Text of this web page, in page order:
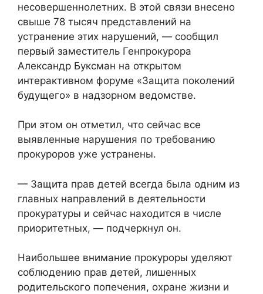
несовершеннолетних. В этой связи внесено
свыше 78 тысяч представлений на
устранение этих нарушений, — сообщил
первый заместитель Генпрокурора
Александр Буксман на открытом
интерактивном форуме «Защита поколений
будущего» в надзорном ведомстве.
При этом он отметил, что сейчас все
выявленные нарушения по требованию
прокуроров уже устранены.
— Защита прав детей всегда была одним из
главных направлений в деятельности
прокуратуры и сейчас находится в числе
приоритетных, — подчеркнул он.
Наибольшее внимание прокуроры уделяют
соблюдению прав детей, лишенных
родительского попечения, охране жизни и